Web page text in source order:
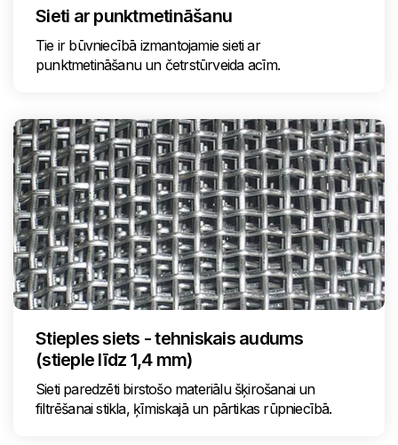
Sieti ar punktmetināšanu
Tie ir būvniecībā izmantojamie sieti ar
punktmetināšanu un četrstūrveida acīm.
Stieples siets - tehniskais audums
(stieple līdz 1,4 mm)
Sieti paredzēti birstošo materiālu šķirošanai un
filtrēšanai stikla, ķīmiskajā un pārtikas rūpniecībā.